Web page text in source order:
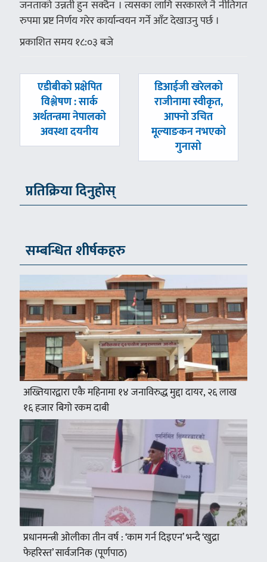
जनताको उन्नती हुन सक्दैन । त्यसका लागि सरकारले नै नीतिगत
रुपमा प्रष्ट निर्णय गरेर कार्यान्वयन गर्ने आँट देखाउनु पर्छ ।
प्रकाशित समय १८:०३ बजे
पछिल्लाे
एडीबीको प्रक्षेपित
विश्लेषण : सार्क
अर्थतन्त्रमा नेपालको
अवस्था दयनीय
अघिल्लाे
-
डिआईजी खरेलको
राजीनामा स्वीकृत,
आफ्नो उचित
मूल्याङकन नभएको
गुनासो
प्रतिक्रिया दिनुहोस्
सम्बन्धित शीर्षकहरु
अख्तियारद्वारा एकै महिनामा १४ जनाविरुद्ध मुद्दा दायर, २६ लाख
१६ हजार बिगो रकम दाबी
प्रधानमन्त्री ओलीका तीन वर्ष : ‘काम गर्न दिइएन’ भन्दै ‘खुद्रा
फेहरिस्त’ सार्वजनिक (पूर्णपाठ)